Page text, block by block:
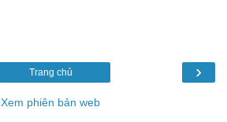
›
Trang chủ
Xem phiên bản web